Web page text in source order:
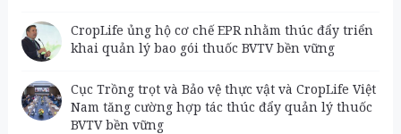
CropLife ủng hộ cơ chế EPR nhằm thúc đẩy triển
khai quản lý bao gói thuốc BVTV bền vững
Cục Trồng trọt và Bảo vệ thực vật và CropLife Việt
Nam tăng cường hợp tác thúc đẩy quản lý thuốc
BVTV bền vững